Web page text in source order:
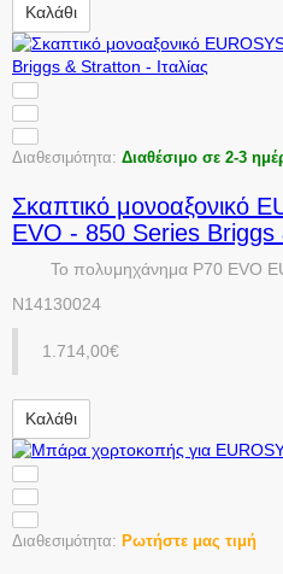
Καλάθι
Διαθεσιμότητα: Διαθέσιμο σε 2-3
Σκαπτικό μονοαξονικό
EVO - 850 Series Briggs
Το πολυμηχάνημα P70 EVO
N14130024
1.714,00€
Καλάθι
Διαθεσιμότητα: Ρωτήστε μας τιμή